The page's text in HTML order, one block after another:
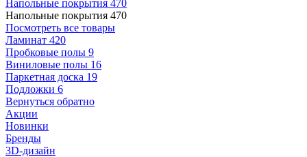
Напольные покрытия 470
Напольные покрытия 470
Посмотреть все товары
Ламинат 420
Пробковые полы 9
Виниловые полы 16
Паркетная доска 19
Подложки 6
Вернуться обратно
Акции
Новинки
Бренды
3D-дизайн